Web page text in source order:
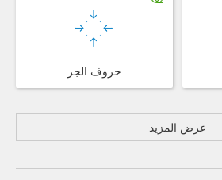
حروف الجر
عرض المزيد